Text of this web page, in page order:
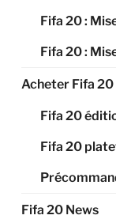
Fifa 20 :
Fifa 20 :
Acheter Fifa 20
Fifa 20
Fifa 20
Fifa 20 News